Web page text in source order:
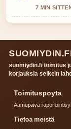
7 MIN SITTEN
suomiydin.fi toimitus
korjauksia selkein
Toimituspoyta
Aamupaiva
Tietoa meistä